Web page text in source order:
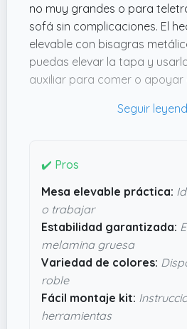
no muy grandes o para
sofá sin complicaciones. El
elevable con bisagras
puedas elevar la tapa y
auxiliar para comer o apoyar
55.88 cms
estructura de melamina más
asegura que la mesa no se
subes o bajas. Montarla en
aunque hay que estar
recogerla en el portal, que
transporte. En definitiva,
práctica que mejora el día a
especialmente si no tienes
✔️ Pros
Mesa elevable práctica:
o trabajar
Estabilidad garantizada:
melamina gruesa
Variedad de colores:
roble
Fácil montaje kit:
herramientas